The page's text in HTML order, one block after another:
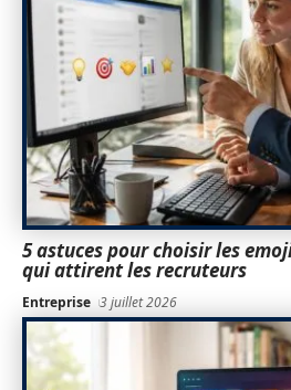
5 astuces pour choisir les
qui attirent les recruteurs
Entreprise 3 juillet 2026